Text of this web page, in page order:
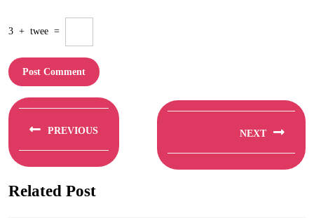
3 + twee =
Berichtnavigatie
PREVIOUS
post:
NEXT
post:
Related Post